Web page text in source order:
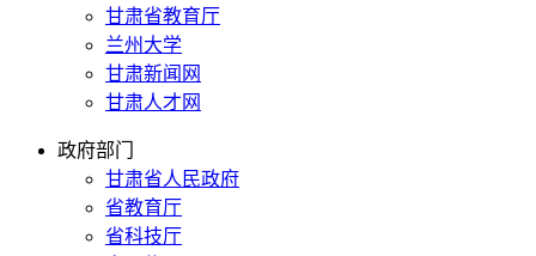
甘肃省教育厅
兰州大学
甘肃新闻网
甘肃人才网
政府部门
甘肃省人民政府
省教育厅
省科技厅